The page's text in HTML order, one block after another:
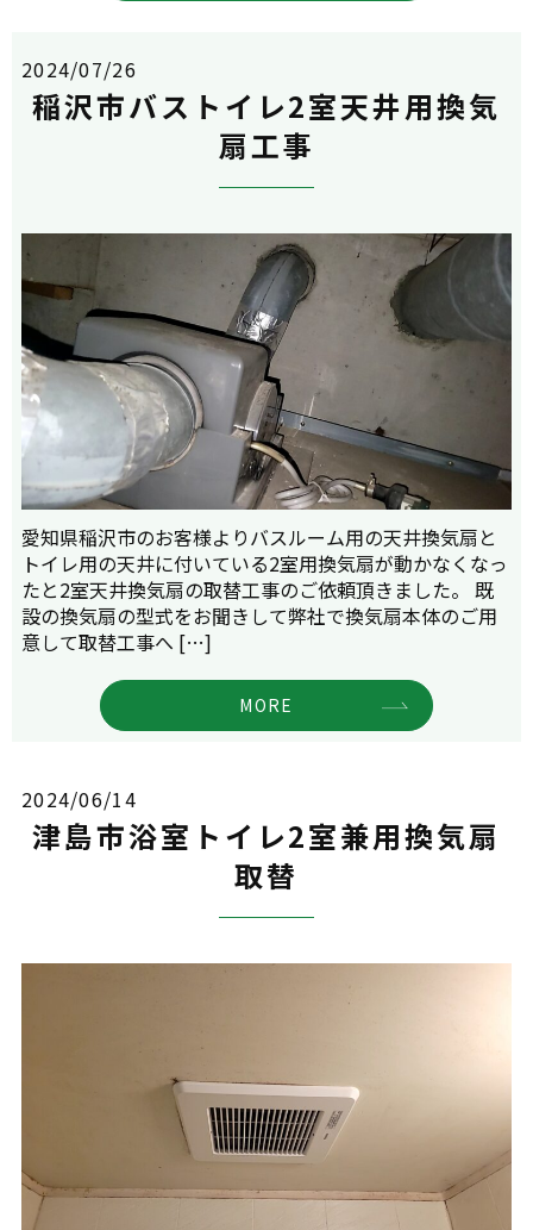
2024/07/26
稲沢市バストイレ2室天井用換気
扇工事
愛知県稲沢市のお客様よりバスルーム用の天井換気扇と
トイレ用の天井に付いている2室用換気扇が動かなくなっ
たと2室天井換気扇の取替工事のご依頼頂きました。 既
設の換気扇の型式をお聞きして弊社で換気扇本体のご用
意して取替工事へ […]
MORE
2024/06/14
津島市浴室トイレ2室兼用換気扇
取替